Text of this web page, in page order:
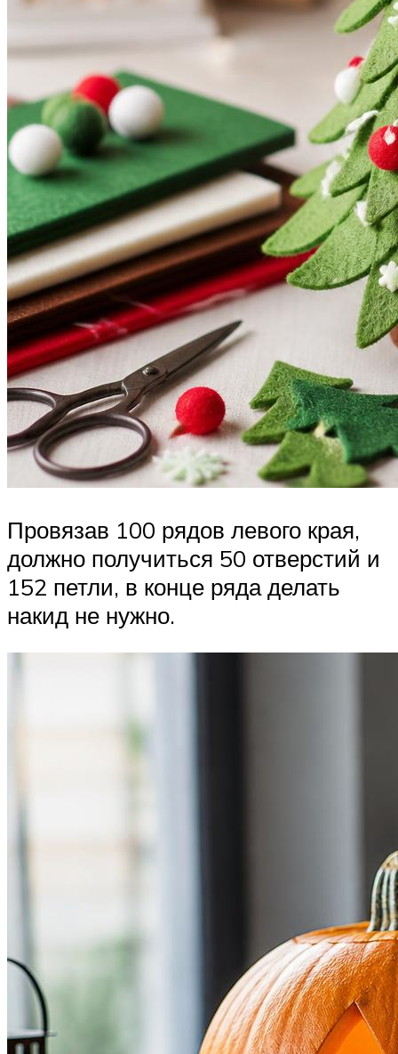
Провязав 100 рядов левого края,
должно получиться 50 отверстий и
152 петли, в конце ряда делать
накид не нужно.